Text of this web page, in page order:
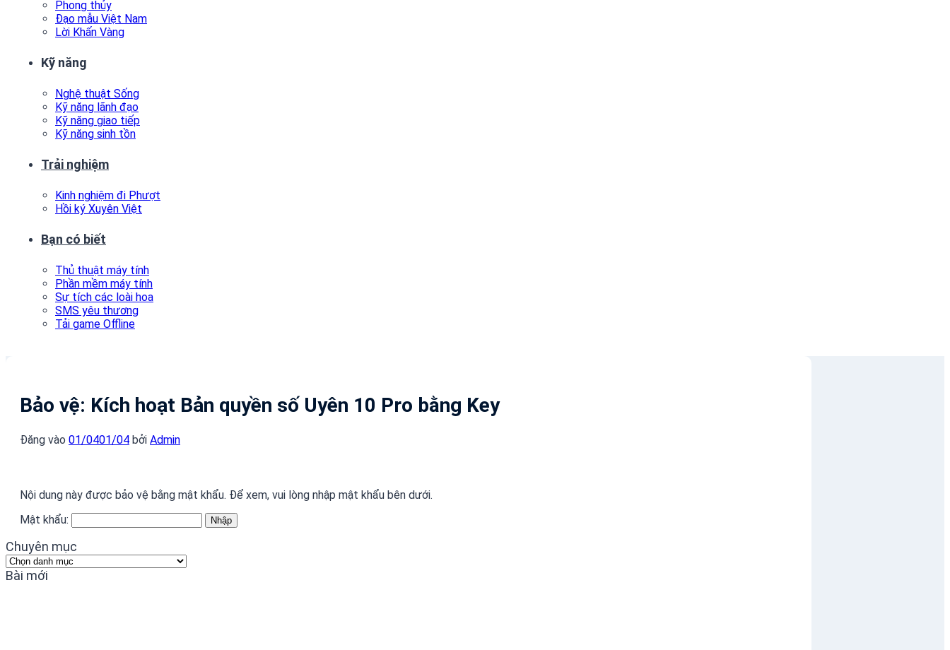
Phong thủy
Đạo mẫu Việt Nam
Lời Khấn Vàng
Kỹ năng
Nghệ thuật Sống
Kỹ năng lãnh đạo
Kỹ năng giao tiếp
Kỹ năng sinh tồn
Trải nghiệm
Kinh nghiệm đi Phượt
Hồi ký Xuyên Việt
Bạn có biết
Thủ thuật máy tính
Phần mềm máy tính
Sự tích các loài hoa
SMS yêu thương
Tải game Offline
Bảo vệ: Kích hoạt Bản quyền số Uyên 10 Pro bằng Key
Đăng vào 01/0401/04 bởi Admin
Nội dung này được bảo vệ bằng mật khẩu. Để xem, vui lòng nhập mật khẩu bên dưới.
Mật khẩu:
Chuyên mục
Chuyên
mục
Bài mới